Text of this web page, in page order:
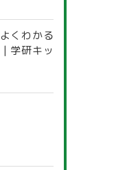
夏季休暇
くわかる
学研キッ